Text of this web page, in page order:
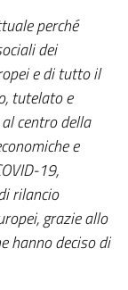
perché
dei
e di tutto il
tutelato e
centro della
e
19,
rilancio
grazie allo
hanno deciso di